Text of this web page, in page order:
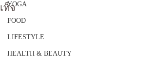
YOGA
FOOD
LIFESTYLE
HEALTH & BEAUTY
เท็จ